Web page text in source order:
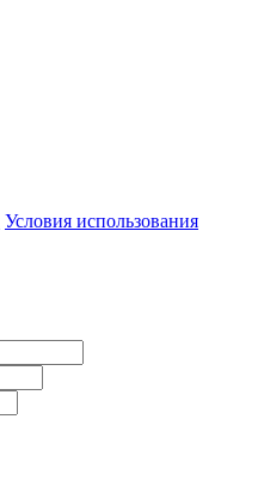
Условия использования